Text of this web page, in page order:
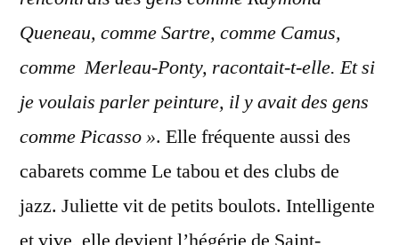
Queneau, comme Sartre, comme Camus,
comme Merleau-Ponty, racontait-t-elle. Et si
je voulais parler peinture, il y avait des gens
comme Picasso ». Elle fréquente aussi des
cabarets comme Le tabou et des clubs de
jazz. Juliette vit de petits boulots. Intelligente